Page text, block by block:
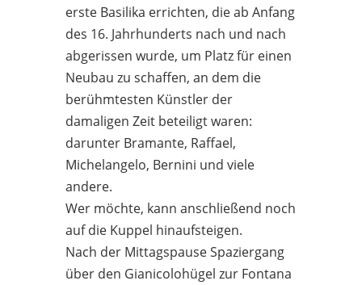
erste Basilika errichten, die ab Anfang
des 16. Jahrhunderts nach und nach
abgerissen wurde, um Platz für einen
Neubau zu schaffen, an dem die
berühmtesten Künstler der
damaligen Zeit beteiligt waren:
darunter Bramante, Raffael,
Michelangelo, Bernini und viele
andere.
Wer möchte, kann anschließend noch
auf die Kuppel hinaufsteigen.
Nach der Mittagspause Spaziergang
über den Gianicolohügel zur Fontana